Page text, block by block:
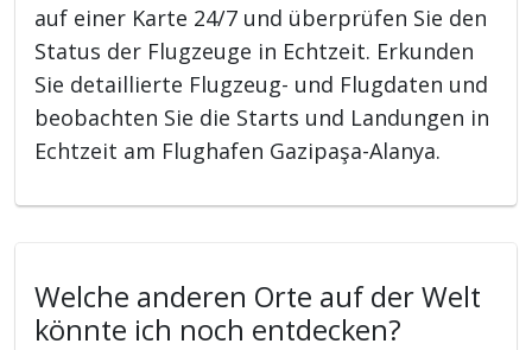
auf einer Karte 24/7 und überprüfen Sie den
Status der Flugzeuge in Echtzeit. Erkunden
Sie detaillierte Flugzeug- und Flugdaten und
beobachten Sie die Starts und Landungen in
Echtzeit am Flughafen Gazipaşa-Alanya.
Welche anderen Orte auf der Welt
könnte ich noch entdecken?